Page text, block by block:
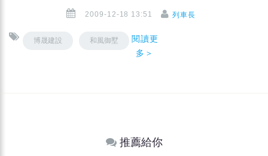
2009-12-18 13:51 列車長
博晟建設 和風御墅
閱讀更
多＞
推薦給你